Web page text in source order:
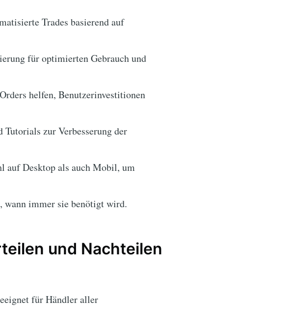
Trades basierend auf
für optimierten Gebrauch und
helfen, Benutzerinvestitionen
zur Verbesserung der
auf Desktop als auch Mobil, um
wann immer sie benötigt wird.
und Nachteilen
für Händler aller